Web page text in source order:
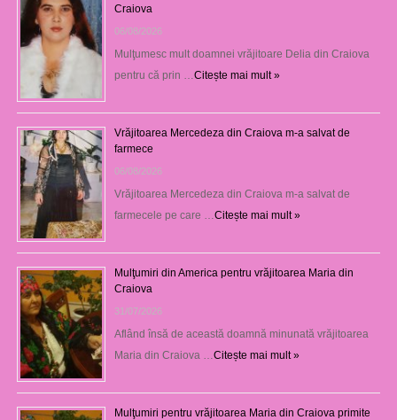
Craiova
06/08/2026
Mulţumesc mult doamnei vrăjitoare Delia din Craiova
pentru că prin … Citește mai mult »
Vrăjitoarea Mercedeza din Craiova m-a salvat de
farmece
06/08/2026
Vrăjitoarea Mercedeza din Craiova m-a salvat de
farmecele pe care … Citește mai mult »
Mulţumiri din America pentru vrăjitoarea Maria din
Craiova
31/07/2026
Aflând însă de această doamnă minunată vrăjitoarea
Maria din Craiova … Citește mai mult »
Mulţumiri pentru vrăjitoarea Maria din Craiova primite